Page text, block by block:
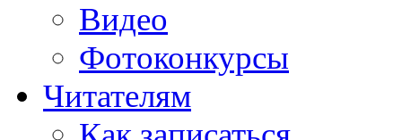
Видео
Фотоконкурсы
Читателям